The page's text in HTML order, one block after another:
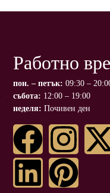
Работно
пон. – петък: 09:30 –
събота: 12:00 – 19:00
неделя: Почивен ден